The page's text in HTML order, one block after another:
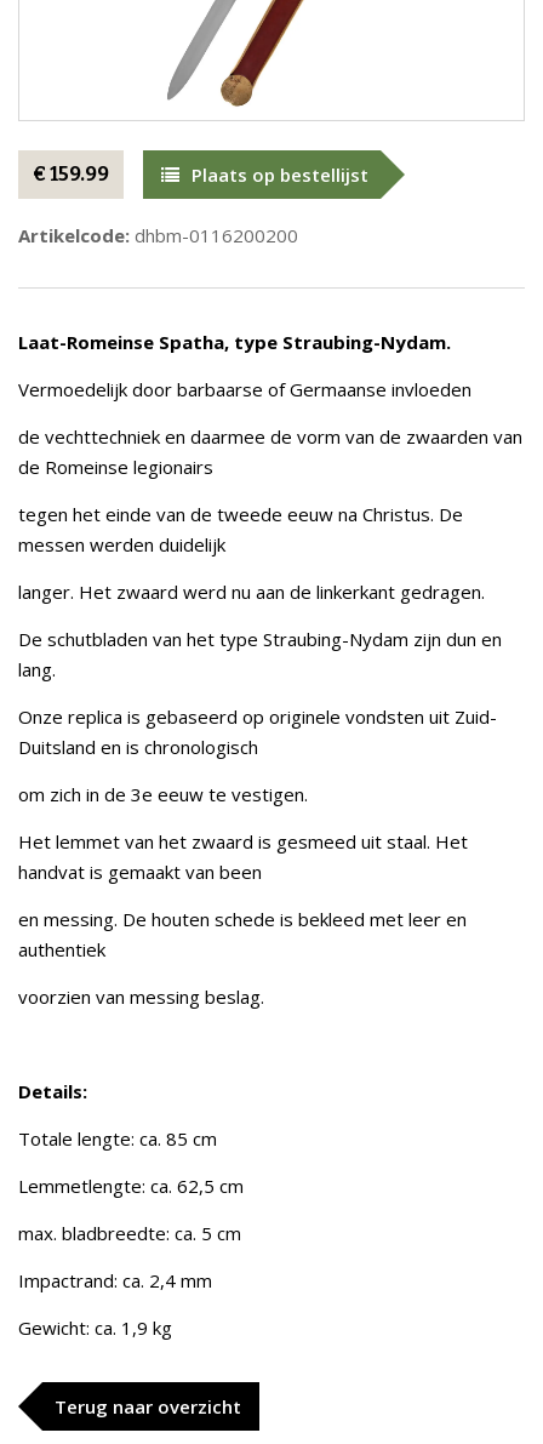
€ 159.99 Plaats op bestellijst
Artikelcode: dhbm-0116200200
Laat-Romeinse Spatha, type Straubing-Nydam.
Vermoedelijk door barbaarse of Germaanse invloeden
de vechttechniek en daarmee de vorm van de zwaarden van
de Romeinse legionairs
tegen het einde van de tweede eeuw na Christus. De
messen werden duidelijk
langer. Het zwaard werd nu aan de linkerkant gedragen.
De schutbladen van het type Straubing-Nydam zijn dun en
lang.
Onze replica is gebaseerd op originele vondsten uit Zuid-
Duitsland en is chronologisch
om zich in de 3e eeuw te vestigen.
Het lemmet van het zwaard is gesmeed uit staal. Het
handvat is gemaakt van been
en messing. De houten schede is bekleed met leer en
authentiek
voorzien van messing beslag.
Details:
Totale lengte: ca. 85 cm
Lemmetlengte: ca. 62,5 cm
max. bladbreedte: ca. 5 cm
Impactrand: ca. 2,4 mm
Gewicht: ca. 1,9 kg
Terug naar overzicht